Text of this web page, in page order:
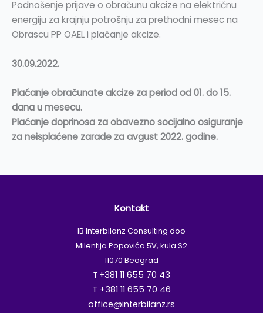
Podnošenje prijave o obračunu akcize na električnu
energiju za krajnju potrošnju za prethodni mesec na
Obrascu PP OAEL i plaćanje akcize.
30.09.2022.
Plaćanje obračunate akcize za period od 01. do 15.
dana u mesecu.
Plaćanje doprinosa za obavezno socijalno osiguranje
za neisplaćene zarade za avgust 2022. godine.
Kontakt
IB Interbilanz Consulting doo
Milentija Popovića 5V, kula S2
11070 Beograd
T +381 11 655 70 43
T +381 11 655 70 46
office@interbilanz.rs